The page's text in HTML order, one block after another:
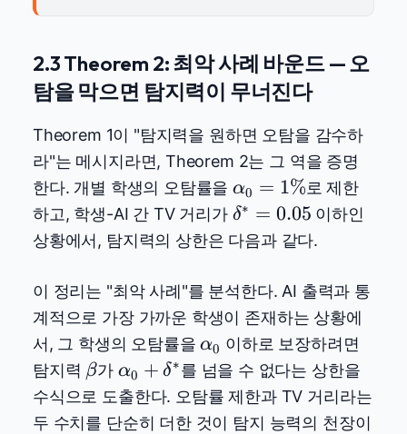
2.3 Theorem 2: 최악 사례 바운드 — 오
탐을 막으면 탐지력이 무너진다
Theorem 1이 "탐지력을 원하면 오탐을 감수하
라"는 메시지라면, Theorem 2는 그 역을 증명
한다. 개별 학생의 오탐률을\alpha_0
= 1\%
α0 = 1%로 제한
하고, 학생-AI 간 TV 거리가 \delta^*
= 0.05
δ∗ = 0.05 이하인
상황에서, 탐지력의 상한은 다음과 같다.
이 정리는 "최악 사례"를 분석한다. AI 출력과 통
계적으로 가장 가까운 학생이 존재하는 상황에
서, 그 학생의 오탐률을\alpha_0
α0 이하로 보장하려면
탐지력 \beta
β가 \alpha_0
+
\delta^*
α0 + δ∗를 넘을 수 없다는 상한을
수식으로 도출한다. 오탐률 제한과 TV 거리라는
두 수치를 단순히 더한 것이 탐지 능력의 천장이